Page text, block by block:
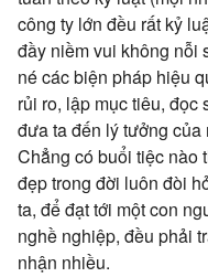
công ty lớn đều rất kỷ
đầy niềm vui không nỗi
né các biện pháp hiệu
rủi ro, lập mục tiêu,
đưa ta đến lý tưởng
Chẳng có buổi tiệc nào
đẹp trong đời luôn đòi
ta, để đạt tới một con
nghề nghiệp, đều phải
nhận nhiều.